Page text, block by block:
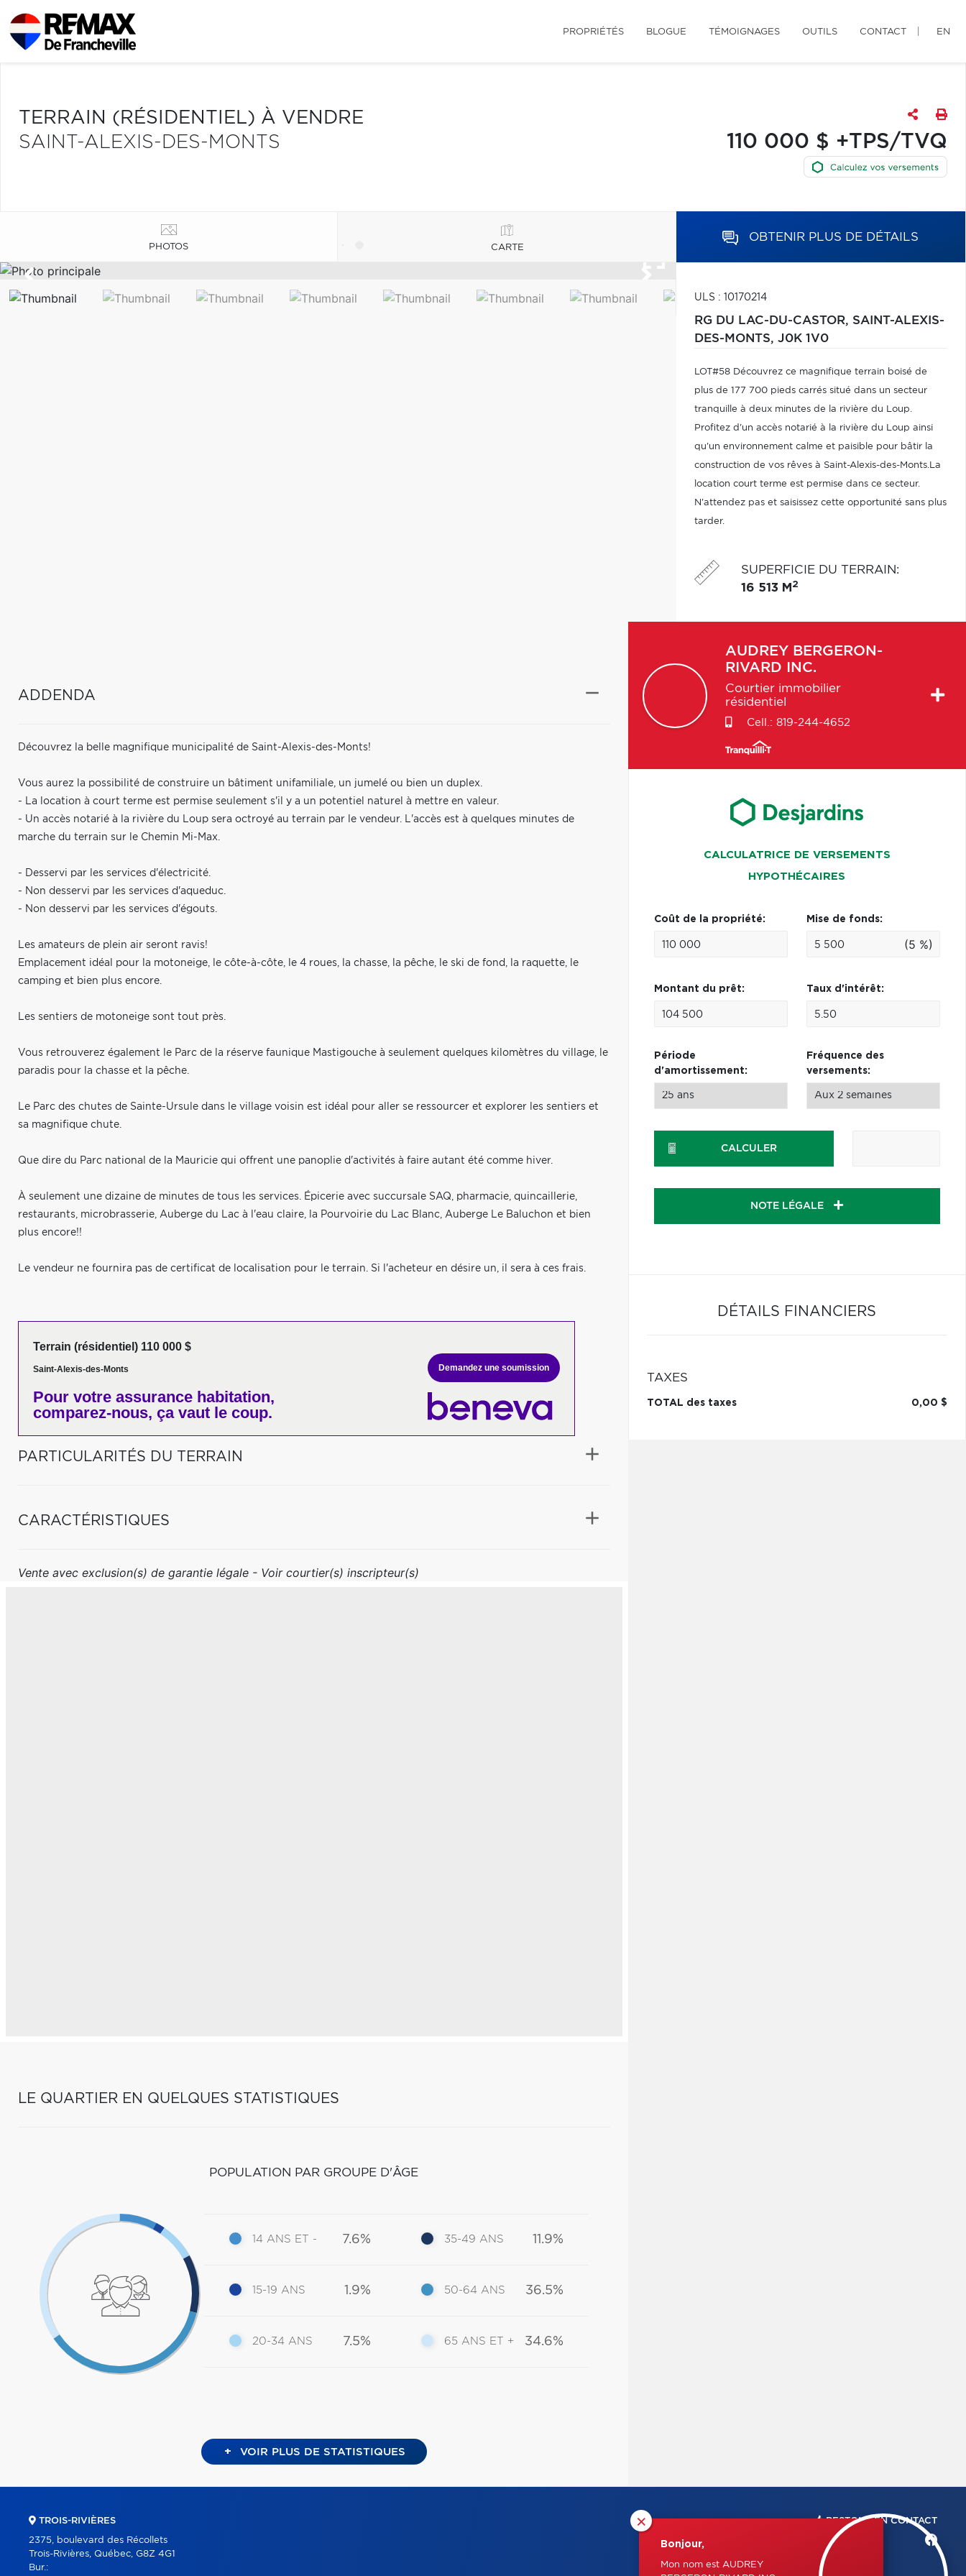
PROPRIÉTÉS BLOGUE TÉMOIGNAGES OUTILS CONTACT EN
TERRAIN (RÉSIDENTIEL) À VENDRE
SAINT-ALEXIS-DES-MONTS
110 000 $ +TPS/TVQ
PHOTOS CARTE
OBTENIR PLUS DE DÉTAILS
ULS : 10170214
RG DU LAC-DU-CASTOR, SAINT-ALEXIS-
DES-MONTS, J0K 1V0
LOT#58 Découvrez ce magnifique terrain boisé de
plus de 177 700 pieds carrés situé dans un secteur
tranquille à deux minutes de la rivière du Loup.
Profitez d'un accès notarié à la rivière du Loup ainsi
qu'un environnement calme et paisible pour bâtir la
construction de vos rêves à Saint-Alexis-des-Monts.La
location court terme est permise dans ce secteur.
N'attendez pas et saisissez cette opportunité sans plus
tarder.
SUPERFICIE DU TERRAIN:
16 513 M 2
ADDENDA
Découvrez la belle magnifique municipalité de Saint-Alexis-des-Monts!
Vous aurez la possibilité de construire un bâtiment unifamiliale, un jumelé ou bien un duplex.
- La location à court terme est permise seulement s'il y a un potentiel naturel à mettre en valeur.
- Un accès notarié à la rivière du Loup sera octroyé au terrain par le vendeur. L'accès est à quelques minutes de
marche du terrain sur le Chemin Mi-Max.
- Desservi par les services d'électricité.
- Non desservi par les services d'aqueduc.
- Non desservi par les services d'égouts.
Les amateurs de plein air seront ravis!
Emplacement idéal pour la motoneige, le côte-à-côte, le 4 roues, la chasse, la pêche, le ski de fond, la raquette, le
camping et bien plus encore.
Les sentiers de motoneige sont tout près.
Vous retrouverez également le Parc de la réserve faunique Mastigouche à seulement quelques kilomètres du village, le
paradis pour la chasse et la pêche.
Le Parc des chutes de Sainte-Ursule dans le village voisin est idéal pour aller se ressourcer et explorer les sentiers et
sa magnifique chute.
Que dire du Parc national de la Mauricie qui offrent une panoplie d'activités à faire autant été comme hiver.
À seulement une dizaine de minutes de tous les services. Épicerie avec succursale SAQ, pharmacie, quincaillerie,
restaurants, microbrasserie, Auberge du Lac à l'eau claire, la Pourvoirie du Lac Blanc, Auberge Le Baluchon et bien
plus encore!!
Le vendeur ne fournira pas de certificat de localisation pour le terrain. Si l'acheteur en désire un, il sera à ces frais.
Terrain (résidentiel) 110 000 $
Saint-Alexis-des-Monts
Pour votre assurance habitation,
comparez-nous, ça vaut le coup.
Demandez une soumission
PARTICULARITÉS DU TERRAIN
CARACTÉRISTIQUES
Vente avec exclusion(s) de garantie légale - Voir courtier(s) inscripteur(s)
LE QUARTIER EN QUELQUES STATISTIQUES
POPULATION PAR GROUPE D'ÂGE
14 ANS ET - 7.6%
15-19 ANS 1.9%
20-34 ANS 7.5%
35-49 ANS 11.9%
50-64 ANS 36.5%
65 ANS ET + 34.6%
+ VOIR PLUS DE STATISTIQUES
AUDREY BERGERON-
RIVARD INC.
Courtier immobilier
résidentiel
Cell.: 819-244-4652
CALCULATRICE DE VERSEMENTS
HYPOTHÉCAIRES
Coût de la propriété: Mise de fonds:
(5 %)
Montant du prêt: Taux d'intérêt:
Période
d'amortissement:
Fréquence des
versements:
CALCULER
NOTE LÉGALE
DÉTAILS FINANCIERS
TAXES
TOTAL des taxes 0,00 $
×
Bonjour,
Mon nom est AUDREY
TROIS-RIVIÈRES
2375, boulevard des Récollets
Trois-Rivières, Québec, G8Z 4G1
Bur.:
RESTONS EN CONTACT